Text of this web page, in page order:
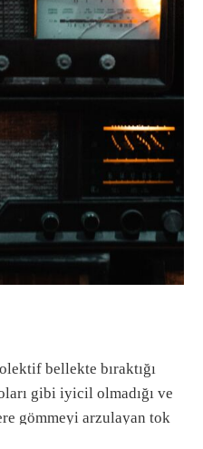
bellekte bıraktığı
gibi iyicil olmadığı ve
gömmeyi arzulayan tok